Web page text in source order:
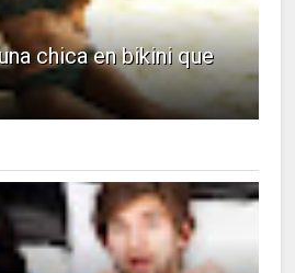
chica en bikini que